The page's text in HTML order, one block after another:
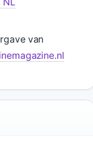
van